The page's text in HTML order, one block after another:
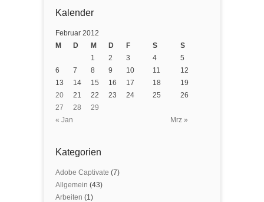
Kalender
Februar 2012
M
D M D F S S
« Jan Mrz »
1 2 3 4
5
6
7 8 9 10 11
12
13
14 15 16 17 18
19
20
21 22 23 24 25
26
27
28 29
Kategorien
Adobe Captivate (7)
Allgemein (43)
Arbeiten (1)